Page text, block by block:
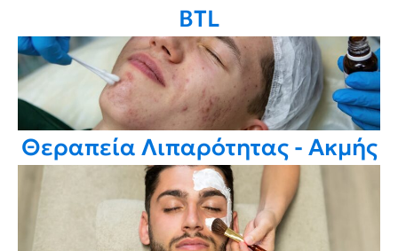
BTL
Θεραπεία Λιπαρότητας - Ακμής